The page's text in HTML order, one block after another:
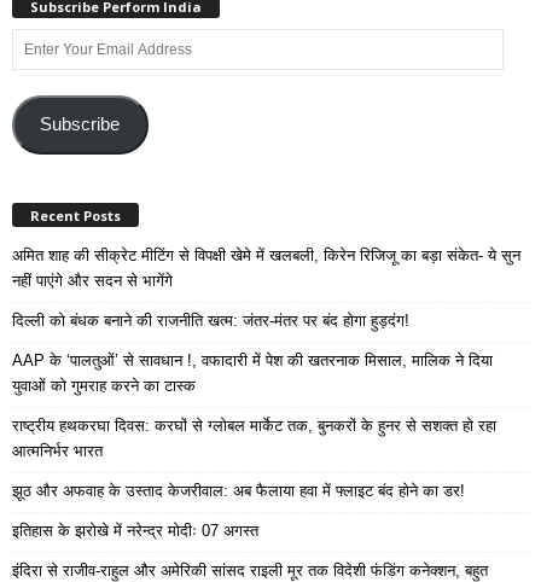
Subscribe Perform India
Enter
Your
Email
AddressSubscribe
Recent Posts
अमित शाह की सीक्रेट मीटिंग से विपक्षी खेमे में खलबली, किरेन रिजिजू का बड़ा संकेत- ये सुन
नहीं पाएंगे और सदन से भागेंगे
दिल्ली को बंधक बनाने की राजनीति खत्म: जंतर-मंतर पर बंद होगा हुड़दंग!
AAP के ‘पालतुओं’ से सावधान !, वफादारी में पेश की खतरनाक मिसाल, मालिक ने दिया
युवाओं को गुमराह करने का टास्क
राष्ट्रीय हथकरघा दिवस: करघों से ग्लोबल मार्केट तक, बुनकरों के हुनर से सशक्त हो रहा
आत्मनिर्भर भारत
झूठ और अफवाह के उस्ताद केजरीवाल: अब फैलाया हवा में फ्लाइट बंद होने का डर!
इतिहास के झरोखे में नरेन्द्र मोदीः 07 अगस्त
इंदिरा से राजीव-राहुल और अमेरिकी सांसद राइली मूर तक विदेशी फंडिंग कनेक्शन, बहुत